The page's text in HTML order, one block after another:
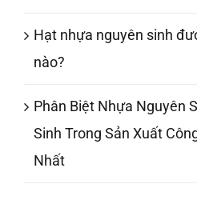
Hạt nhựa nguyên sinh
nào?
Phân Biệt Nhựa Nguyên
Sinh Trong Sản Xuất
Nhất